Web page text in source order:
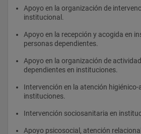
Convierte tu vocación en una profesión
Atención sociosanitaria a personas
instituciones sociales.
Objetivos
Preparar los contenidos tal y como
(Servicio Público de Empleo Estatal).
Aprender a preparar y a apoyar las
atención a las personas y a su
Apoyo en la organización de
institucional.
Apoyo en la recepción y acogida en
personas dependientes.
Apoyo en la organización de
dependientes en instituciones.
Intervención en la atención higiénico-
instituciones.
Intervención sociosanitaria en
Apoyo psicosocial, atención